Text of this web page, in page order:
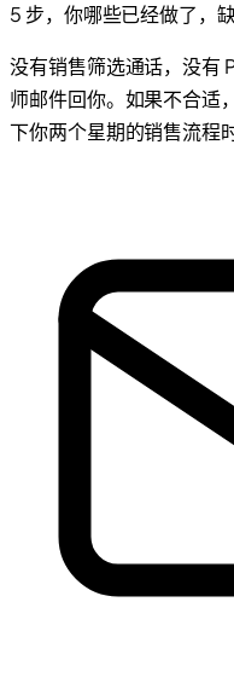
5 步，你哪些已经做了，
没有销售筛选通话，没有
师邮件回你。如果不合适
下你两个星期的销售流程